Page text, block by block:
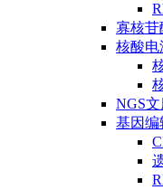
寡核苷
核酸电
NGS
基因编